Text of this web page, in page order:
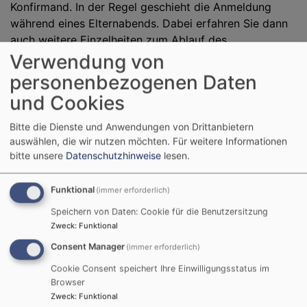
Konfirmand. In der Regel geschieht die Anmeldung
während eines Elternabends. Dabei erfahren Sie dann
auch weitere Einzelheiten zum Ablauf des
Konfirmationsunterrichtes. Eltern können ein Kind auch
von sich aus beim Pfarrer oder bei der Pfarrerin
anmelden.
Kostet der Unterricht etwas?
Der Konfirmationsunterricht selbst ist kostenfrei. Für
den Kauf einer Bibel und von Arbeitsmaterialien fallen
in der Regel kleinere Ausgaben an. Dazu kommen
Teilnahmebeiträge für gemeinsame Freizeiten der
Konfirmandinnen und Konfirmanden. Aber aus
finanziellen Gründen sollte die Teilnahme Ihres Kindes
an der Gruppe nicht scheitern. Sprechen Sie unsren
Pfarrer gerne vertraulich darauf an.
Kann man nur konfirmiert werden,
wenn man am kirchlichen Unterricht
Verwendung von
personenbezogenen Daten
und Cookies
Bitte die Dienste und Anwendungen von Drittanbietern
auswählen, die wir nutzen möchten. Für weitere Informationen
bitte unsere Datenschutzhinweise lesen.
Funktional (immer erforderlich)
Speichern von Daten: Cookie für die Benutzersitzung
Zweck: Funktional
Consent Manager (immer erforderlich)
Cookie Consent speichert Ihre Einwilligungsstatus im
Browser
Zweck: Funktional